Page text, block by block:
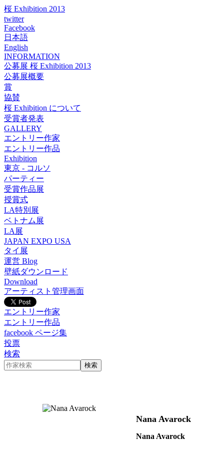
桜 Exhibition 2013
twitter
Facebook
日本語
English
INFORMATION
公募展 桜 Exhibition 2013
公募展概要
賞
協賛
桜 Exhibition について
受賞者発表
GALLERY
エントリー作家
エントリー作品
Exhibition
東京 - コルソ
パーティー
受賞作品展
授賞式
LA特別展
ベトナム展
LA展
JAPAN EXPO USA
タイ展
運営 Blog
壁紙ダウンロード
Download
アーティスト管理画面
エントリー作家
エントリー作品
facebook ページ集
投票
検索
Nana Avarock
Nana Avarock